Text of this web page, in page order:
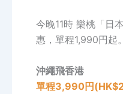
今晚11時 樂桃「日
惠，單程1,990円起。
沖繩飛香港
單程3,990円